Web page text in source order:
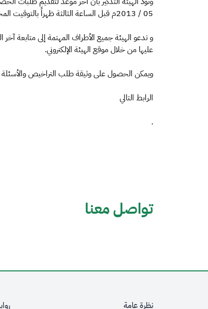
05 / 2013م قبل الساعة الثالثة ظهراً بالتوقيت المحلي.
و تدعو الهيئة جميع الأطراف المهتمة إلى متابعة
عليها من خلال موقع الهيئة الإلكتروني.
ويمكن الحصول على وثيقة طلب التراخيص والأسئلة
الرابط التالي
.
تواصل معنا
نظرة عامة